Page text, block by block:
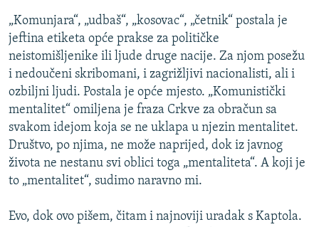
„Komunjara“, „udbaš“, „kosovac“, „četnik“ postala je
jeftina etiketa opće prakse za političke
neistomišljenike ili ljude druge nacije. Za njom posežu
i nedoučeni skribomani, i zagrižljivi nacionalisti, ali i
ozbiljni ljudi. Postala je opće mjesto. „Komunistički
mentalitet“ omiljena je fraza Crkve za obračun sa
svakom idejom koja se ne uklapa u njezin mentalitet.
Društvo, po njima, ne može naprijed, dok iz javnog
života ne nestanu svi oblici toga „mentaliteta“. A koji je
to „mentalitet“, sudimo naravno mi.
Evo, dok ovo pišem, čitam i najnoviji uradak s Kaptola.